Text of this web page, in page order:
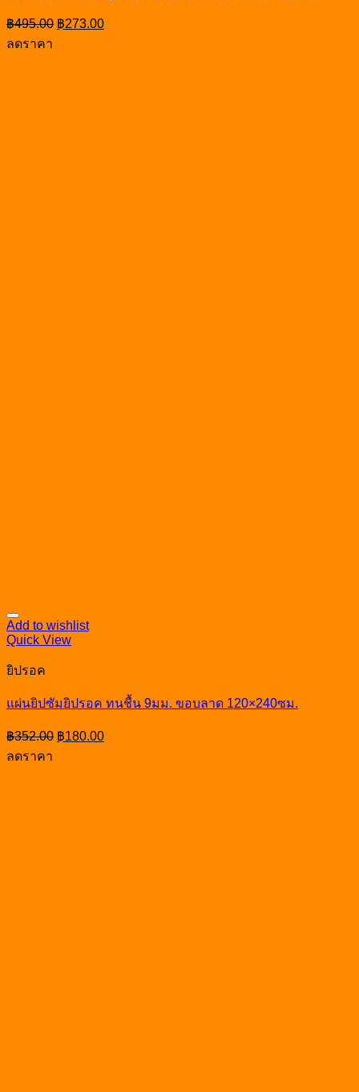
฿495.00 Original
price
฿273.00Current
price
ลดราคา
Add to wishlist
Quick View
ยิปรอค
แผ่นยิปซัมยิปรอค ทนชื้น 9มม. ขอบลาด 120×240ซม.
฿352.00 Original
price
฿180.00Current
price
ลดราคา